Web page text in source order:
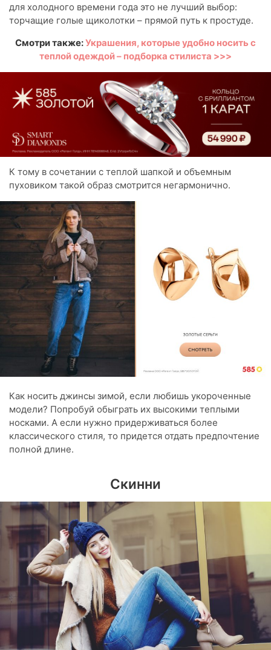
для холодного времени года это не лучший выбор:
торчащие голые щиколотки – прямой путь к простуде.
Смотри также:Украшения, которые удобно носить с
теплой одеждой – подборка стилиста >>>
К тому в сочетании с теплой шапкой и объемным
пуховиком такой образ смотрится негармонично.
Как носить джинсы зимой, если любишь укороченные
модели? Попробуй обыграть их высокими теплыми
носками. А если нужно придерживаться более
классического стиля, то придется отдать предпочтение
полной длине.
Скинни